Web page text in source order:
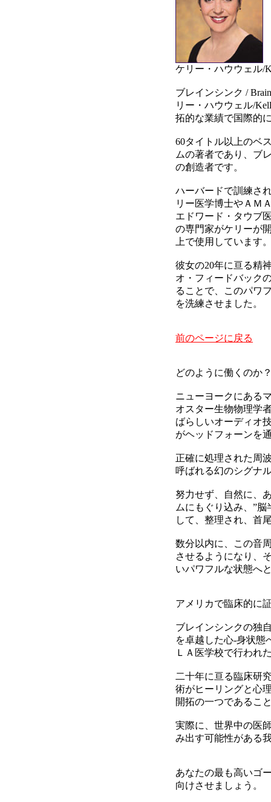
ケリー・ハウウェル/
ブレインシンク /
リー・ハウウェル/
拓的な業績で国際的
60タイトル以上のベ
ムの著者であり、ブ
の創造者です。
ハーバードで訓練さ
リー医学博士やＡＭ
エドワード・タウブ
の専門家がケリーが
上で使用しています
彼女の20年に亘る精
オ・フィードバック
ることで、このパワ
を洗練させました。
前のページに戻る
どのように働くのか
ニューヨークにある
オスター生物物理学
ばらしいオーディオ
がヘッドフォーンを
正確に処理された周
呼ばれる幻のシグナ
努力せず、自然に、
ムにもぐり込み、”
して、整理され、首
数分以内に、この音
させるようになり、
いパワフルな状態へ
アメリカで臨床的に
ブレインシンクの独
を卓越した心-身状態
ＬＡ医学校で行われ
二十年に亘る臨床研
術がヒーリングと心
開拓の一つであるこ
実際に、世界中の医
み出す可能性がある
あなたの最も高いゴ
向けさせましょう。